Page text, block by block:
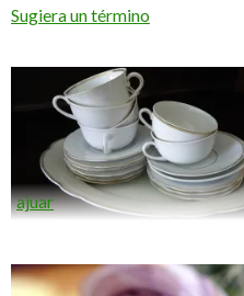
Sugiera un término
ajuar